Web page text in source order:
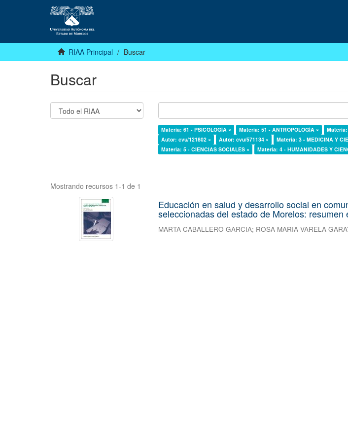
RIAA Principal Buscar
Buscar
Materia: 61 - PSICOLOGÍA × Materia: 51 - ANTROPOLOGÍA ×
Autor: cvu/121802 ×
Autor: cvu/571134 ×
Materia: 3 - MEDICINA Y
Materia: 5 - CIENCIAS SOCIALES ×
Materia: 4 - HUMANIDADES Y
Mostrando recursos 1-1 de 1
Educación en salud y desarrollo social en
seleccionadas del estado de Morelos: resumen
MARTA CABALLERO GARCIA; ROSA MARIA VARELA